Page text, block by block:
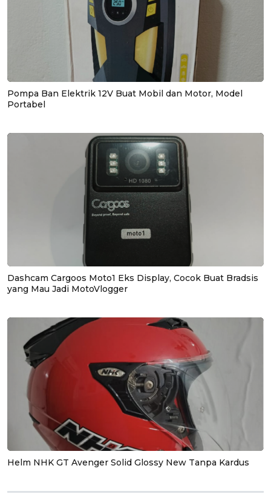
Pompa Ban Elektrik 12V Buat Mobil dan Motor, Model
Portabel
Dashcam Cargoos Moto1 Eks Display, Cocok Buat Bradsis
yang Mau Jadi MotoVlogger
Helm NHK GT Avenger Solid Glossy New Tanpa Kardus